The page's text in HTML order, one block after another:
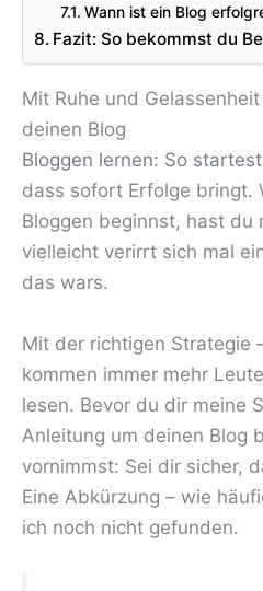
Wann ist ein Blog
Fazit: So bekommst du
Mit Ruhe und
deinen Blog
Bloggen lernen: So
dass sofort Erfolge bringt.
Bloggen beginnst, hast du
vielleicht verirrt sich mal
das wars.
Mit der richtigen Strategie
kommen immer mehr
lesen. Bevor du dir meine
Anleitung um deinen Blog
vornimmst: Sei dir sicher,
Eine Abkürzung – wie
ich noch nicht gefunden.